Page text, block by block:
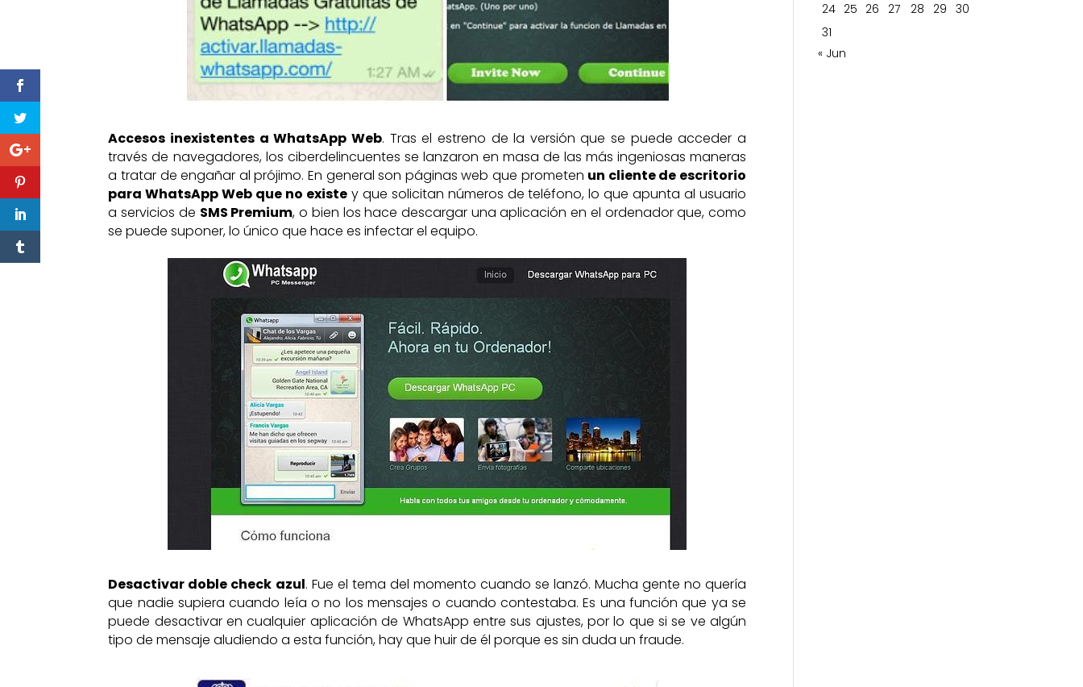
Accesos inexistentes a WhatsApp Web. Tras el estreno de la versión que se puede acceder a
través de navegadores, los ciberdelincuentes se lanzaron en masa de las más ingeniosas maneras
a tratar de engañar al prójimo. En general son páginas web que prometen un cliente de escritorio
para WhatsApp Web que no existey que solicitan números de teléfono, lo que apunta al usuario
a servicios de SMS Premium, o bien los hace descargar una aplicación en el ordenador que, como
se puede suponer, lo único que hace es infectar el equipo.
Desactivar doble check azul. Fue el tema del momento cuando se lanzó. Mucha gente no quería
que nadie supiera cuando leía o no los mensajes o cuando contestaba. Es una función que ya se
puede desactivar en cualquier aplicación de WhatsApp entre sus ajustes, por lo que si se ve algún
tipo de mensaje aludiendo a esta función, hay que huir de él porque es sin duda un fraude.
24 25 26 27 28 29
30
31
« Jun